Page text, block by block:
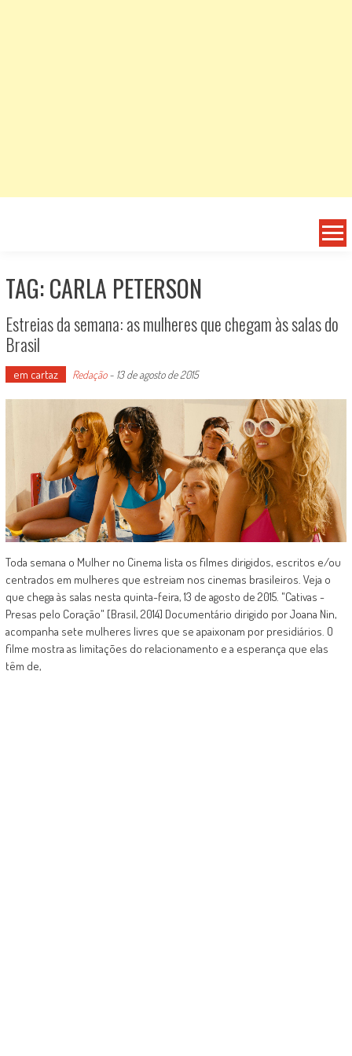
TAG: CARLA PETERSON
Estreias da semana: as mulheres que chegam às salas do
Brasil
em cartaz Redação- 13 de agosto de 2015
Toda semana o Mulher no Cinema lista os filmes dirigidos, escritos e/ou
centrados em mulheres que estreiam nos cinemas brasileiros. Veja o
que chega às salas nesta quinta-feira, 13 de agosto de 2015. "Cativas -
Presas pelo Coração" [Brasil, 2014] Documentário dirigido por Joana Nin,
acompanha sete mulheres livres que se apaixonam por presidiários. O
filme mostra as limitações do relacionamento e a esperança que elas
têm de,